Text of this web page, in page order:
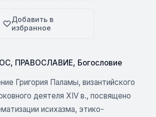
Добавить в
избранное
, ПРАВОСЛАВИЕ, Богословие
Григория Паламы, византийского
деятеля XIV в., посвящено
исихазма, этико-